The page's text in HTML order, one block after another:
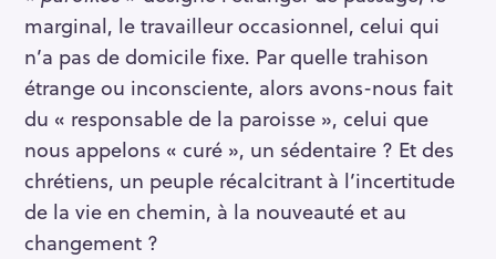
marginal, le travailleur occasionnel, celui qui
n’a pas de domicile fixe. Par quelle trahison
étrange ou inconsciente, alors avons-nous fait
du « responsable de la paroisse », celui que
nous appelons « curé », un sédentaire ? Et des
chrétiens, un peuple récalcitrant à l’incertitude
de la vie en chemin, à la nouveauté et au
changement ?